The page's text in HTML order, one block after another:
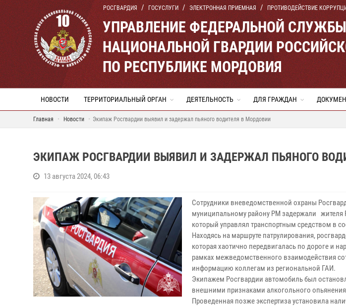
РОСГВАРДИЯ ГОСУСЛУГИ ЭЛЕКТРОННАЯ ПРИЕМНАЯ ПРОТИВОДЕЙСТВИЕ
УПРАВЛЕНИЕ ФЕДЕРАЛЬНОЙ
НАЦИОНАЛЬНОЙ ГВАРДИИ
ПО РЕСПУБЛИКЕ МОРДОВИЯ
НОВОСТИ ТЕРРИТОРИАЛЬНЫЙ ОРГАН ДЕЯТЕЛЬНОСТЬ ДЛЯ ГРАЖДАН
Главная Новости Экипаж Росгвардии выявил и задержал пьяного водителя в Мордовии
ЭКИПАЖ РОСГВАРДИИ ВЫЯВИЛ И ЗАДЕРЖАЛ ПЬЯНОГО
13 августа 2024, 06:43
Сотрудники вневедомственной охраны
муниципальному району РМ задержали жителя
который управлял транспортным средством в
Находясь на маршруте патрулирования,
которая хаотично передвигалась по дороге и
рамках межведомственного взаимодействия
информацию коллегам из региональной ГАИ.
Экипажем Росгвардии автомобиль был
внешними признаками алкогольного опьянения
Проведенная позже экспертиза установила